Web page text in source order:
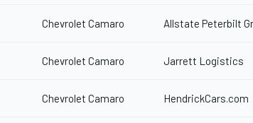
Chevrolet Camaro Allstate Peterbilt
Chevrolet Camaro Jarrett Logistics
Chevrolet Camaro HendrickCars.com